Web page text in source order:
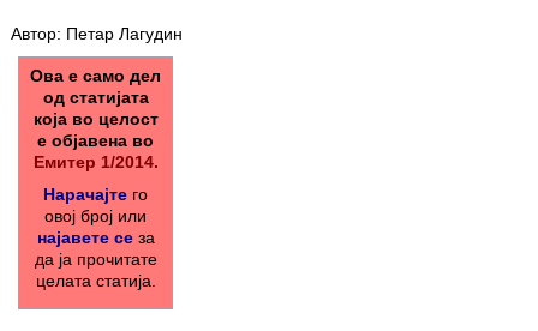
Автор: Петар Лагудин
Ова е само дел
од статијата
која во целост
е објавена во
Емитер 1/2014.
Нарачајте го
овој број или
најавете сеза
да ја прочитате
целата статија.